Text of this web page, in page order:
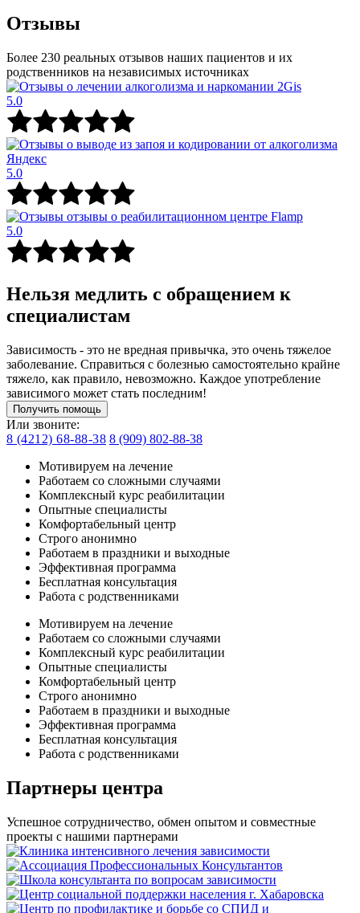
Отзывы
Более 230 реальных отзывов наших пациентов и их
родственников на независимых источниках
5.0
5.0
5.0
Нельзя медлить с обращением к
специалистам
Зависимость - это не вредная привычка, это очень тяжелое
заболевание. Справиться с болезнью самостоятельно крайне
тяжело, как правило, невозможно. Каждое употребление
зависимого может стать последним!
Получить помощь
Или звоните:
8 (4212) 68-88-38 8 (909) 802-88-38
Мотивируем на лечение
Работаем со сложными случаями
Комплексный курс реабилитации
Опытные специалисты
Комфортабельный центр
Строго анонимно
Работаем в праздники и выходные
Эффективная программа
Бесплатная консультация
Работа с родственниками
Мотивируем на лечение
Работаем со сложными случаями
Комплексный курс реабилитации
Опытные специалисты
Комфортабельный центр
Строго анонимно
Работаем в праздники и выходные
Эффективная программа
Бесплатная консультация
Работа с родственниками
Партнеры центра
Успешное сотрудничество, обмен опытом и совместные
проекты с нашими партнерами